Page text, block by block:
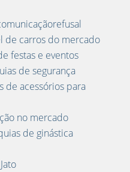
de carros do mercado
festas e eventos
de segurança
de acessórios para
no mercado
de ginástica